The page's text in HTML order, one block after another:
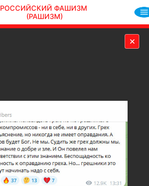
РОССИЙСКИЙ ФАШИЗМ
(РАШИЗМ)
✕